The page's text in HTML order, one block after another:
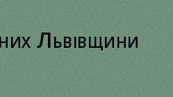
Львівщини